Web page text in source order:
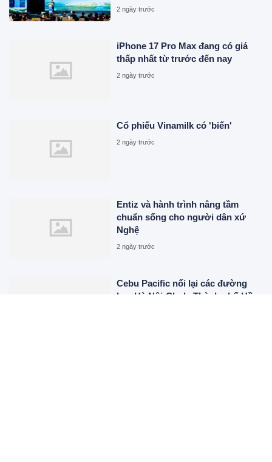
2 ngày trước
iPhone 17 Pro Max đang có giá
thấp nhất từ trước đến nay
2 ngày trước
Cổ phiếu Vinamilk có 'biến'
2 ngày trước
Entiz và hành trình nâng tầm
chuẩn sống cho người dân xứ
Nghệ
2 ngày trước
Cebu Pacific nối lại các đường
bay Hà Nội-Clark, Thành phố Hồ